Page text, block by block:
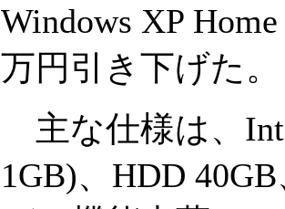
Windows XP
万円引き下げた。
主な仕様は、
1GB)、HDD